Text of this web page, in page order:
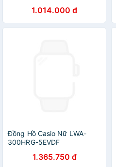
1.014.000 đ
Đồng Hồ Casio Nữ LWA-
300HRG-5EVDF
1.365.750 đ